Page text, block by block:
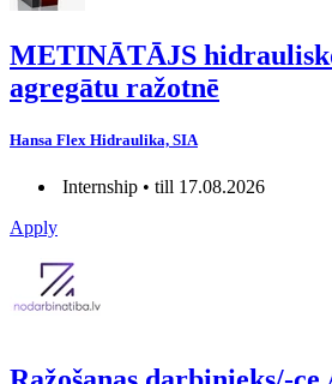
METINĀTĀJS
agregātu ražotnē
Hansa Flex Hidraulika, SIA
Internship • till 17.08.2026
Apply